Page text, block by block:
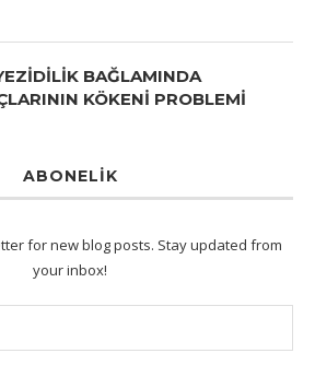
BAĞLAMINDA
KÖKENİ PROBLEMİ
ABONELIK
for new blog posts. Stay updated from
your inbox!